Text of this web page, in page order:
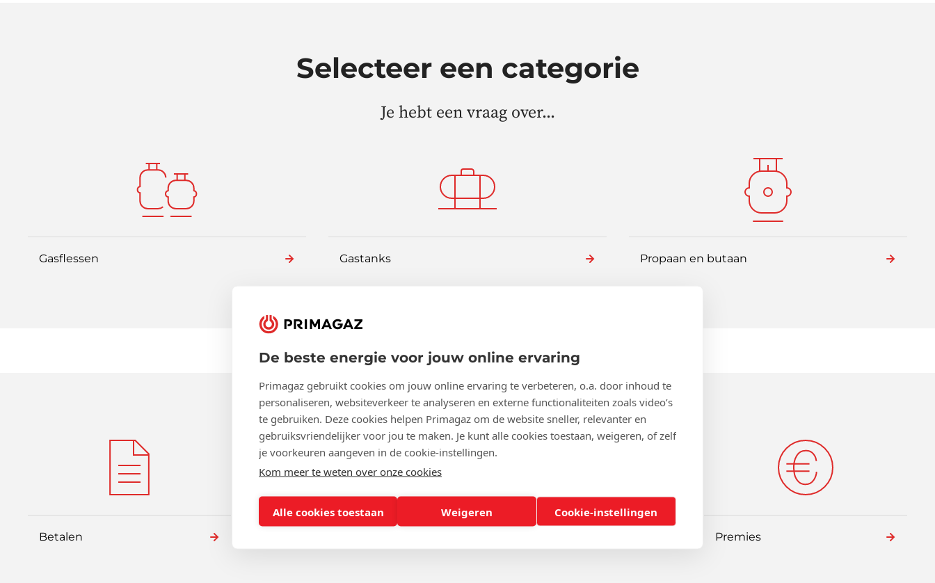
De beste energie voor jouw online ervaring
Primagaz gebruikt cookies om jouw online ervaring te verbeteren, o.a. door inhoud te
personaliseren, websiteverkeer te analyseren en externe functionaliteiten zoals video’s
te gebruiken. Deze cookies helpen Primagaz om de website sneller, relevanter en
gebruiksvriendelijker voor jou te maken. Je kunt alle cookies toestaan, weigeren, of zelf
je voorkeuren aangeven in de cookie-instellingen.
Kom meer te weten over onze cookies
Alle cookies toestaan Weigeren Cookie-instellingen
Selecteer een categorie
Je hebt een vraag over...
Gasflessen Gastanks Propaan en butaan
Betalen Premies